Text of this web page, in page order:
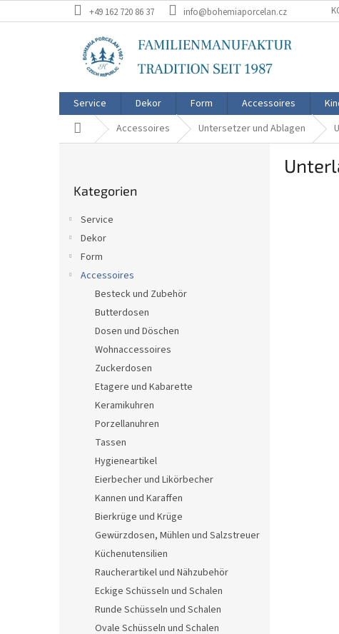
Inhalt
+49 162 720 86 37 info@bohemiaporcelan.cz
Service Dekor Form Accessoires
StartseiteAccessoires Untersetzer und Ablagen
überspringen
Kategorien
Service
Dekor
Form
Accessoires
Besteck und Zubehör
Butterdosen
Dosen und Döschen
Wohnaccessoires
Zuckerdosen
Etagere und Kabarette
Keramikuhren
Porzellanuhren
Tassen
Hygieneartikel
Eierbecher und Likörbecher
Kannen und Karaffen
Bierkrüge und Krüge
Gewürzdosen, Mühlen und Salzstreuer
Küchenutensilien
Raucherartikel und Nähzubehör
Eckige Schüsseln und Schalen
Runde Schüsseln und Schalen
Ovale Schüsseln und Schalen